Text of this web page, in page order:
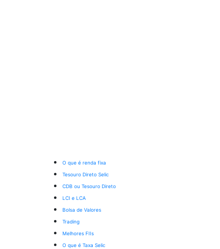
O que é renda fixa
Tesouro Direto Selic
CDB ou Tesouro Direto
LCI e LCA
Bolsa de Valores
Trading
Melhores FIIs
O que é Taxa Selic